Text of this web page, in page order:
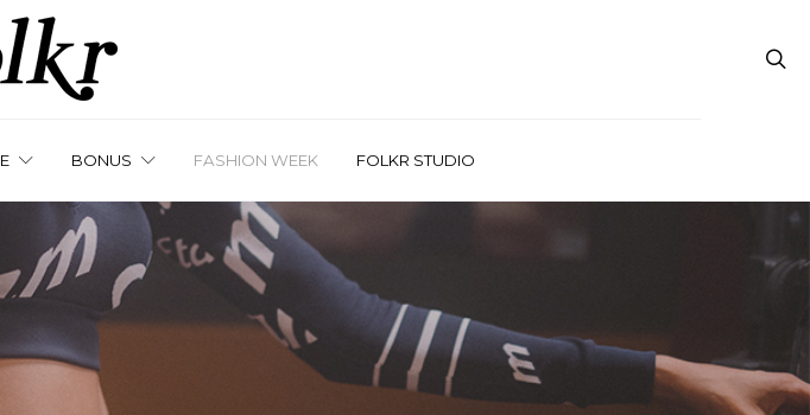
BONUS FASHION WEEK FOLKR STUDIO